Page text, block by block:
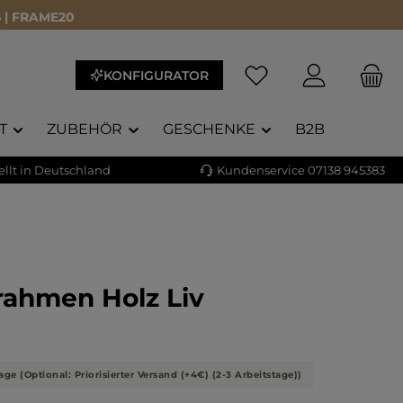
| FRAME20
KONFIGURATOR
ZUBEHÖR GESCHENKE B2B
in Deutschland Kundenservice 07138 945383
Holz Liv
Bewertung von 5 von 5 Sternen
(Optional: Priorisierter Versand (+4€) (2-3 Arbeitstage))